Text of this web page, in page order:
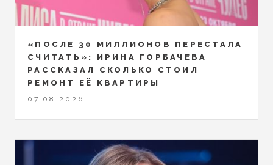
«ПОСЛЕ 30 МИЛЛИОНОВ ПЕРЕСТАЛА
СЧИТАТЬ»: ИРИНА ГОРБАЧЕВА
РАССКАЗАЛ СКОЛЬКО СТОИЛ
РЕМОНТ ЕЁ КВАРТИРЫ
07.08.2026